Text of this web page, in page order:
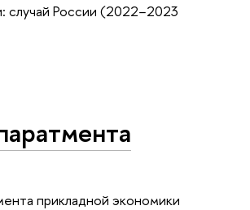
случай России (2022−2023
прикладной экономики